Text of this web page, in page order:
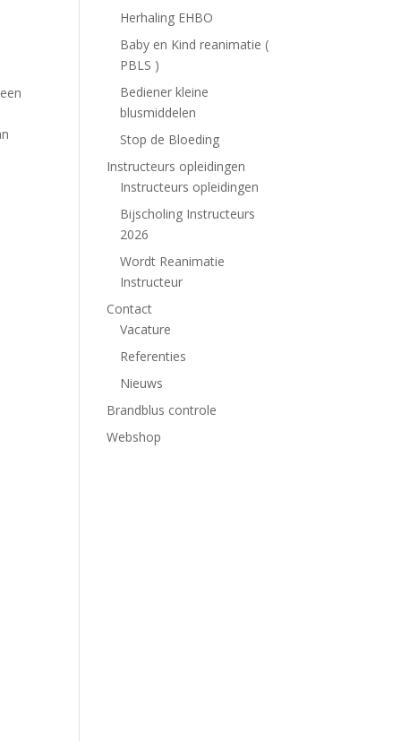
Herhaling EHBO
Baby en Kind reanimatie (
PBLS )
Bediener kleine
blusmiddelen
Stop de Bloeding
Instructeurs opleidingen
Instructeurs opleidingen
Bijscholing Instructeurs
2026
Wordt Reanimatie
Instructeur
Contact
Vacature
Referenties
Nieuws
Brandblus controle
Webshop